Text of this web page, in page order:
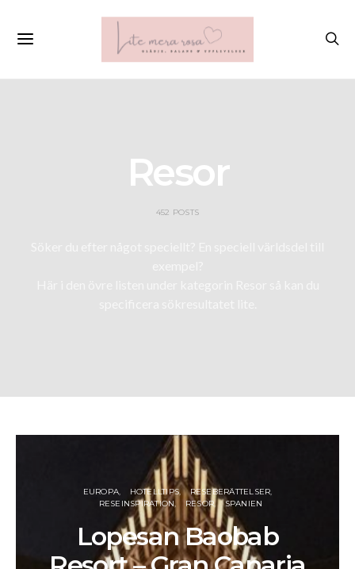
Resor
452 POSTS
EUROPA HOTELLTIPS
RESEBERÄTTELSER
RESEINSPIRATION
RESOR SPANIEN
Lopesan Baobab